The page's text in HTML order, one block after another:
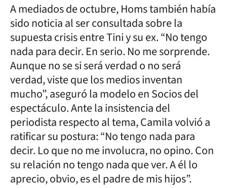
A mediados de octubre, Homs también había
sido noticia al ser consultada sobre la
supuesta crisis entre Tini y su ex. “No tengo
nada para decir. En serio. No me sorprende.
Aunque no se si será verdad o no será
verdad, viste que los medios inventan
mucho”, aseguró la modelo en Socios del
espectáculo. Ante la insistencia del
periodista respecto al tema, Camila volvió a
ratificar su postura: “No tengo nada para
decir. Lo que no me involucra, no opino. Con
su relación no tengo nada que ver. A él lo
aprecio, obvio, es el padre de mis hijos”.